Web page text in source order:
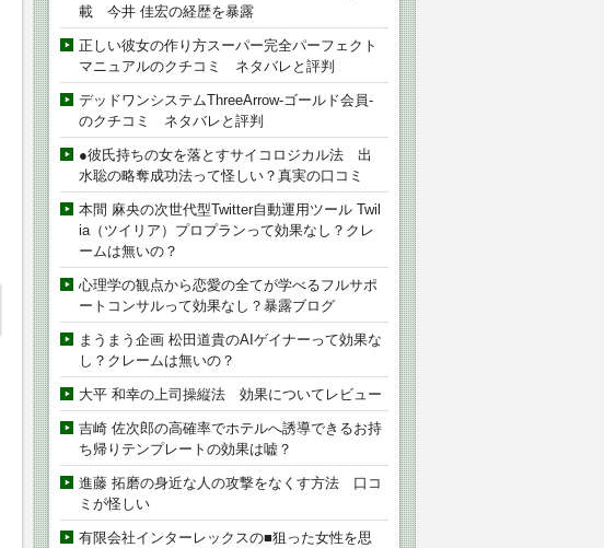
載 今井 佳宏の経歴を暴露
正しい彼女の作り方スーパー完全パーフェクト
マニュアルのクチコミ ネタバレと評判
デッドワンシステムThreeArrow-ゴールド会員-
のクチコミ ネタバレと評判
●彼氏持ちの女を落とすサイコロジカル法 出
水聡の略奪成功法って怪しい？真実の口コミ
本間 麻央の次世代型Twitter自動運用ツール Twil
ia（ツイリア）プロプランって効果なし？クレ
ームは無いの？
心理学の観点から恋愛の全てが学べるフルサポ
ートコンサルって効果なし？暴露ブログ
まうまう企画 松田道貴のAIゲイナーって効果な
し？クレームは無いの？
大平 和幸の上司操縦法 効果についてレビュー
吉崎 佐次郎の高確率でホテルへ誘導できるお持
ち帰りテンプレートの効果は嘘？
進藤 拓磨の身近な人の攻撃をなくす方法 口コ
ミが怪しい
有限会社インターレックスの■狙った女性を思